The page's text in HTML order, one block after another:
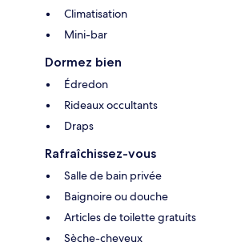
Climatisation
Mini-bar
Dormez bien
Édredon
Rideaux occultants
Draps
Rafraîchissez-vous
Salle de bain privée
Baignoire ou douche
Articles de toilette gratuits
Sèche-cheveux